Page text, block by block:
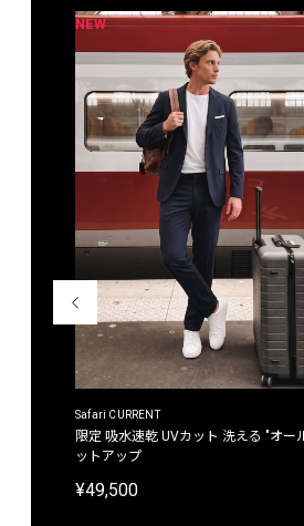
NEW
Safari CURRENT
限定 吸水速乾 UVカット 洗える "オー
ットアップ
¥49,500